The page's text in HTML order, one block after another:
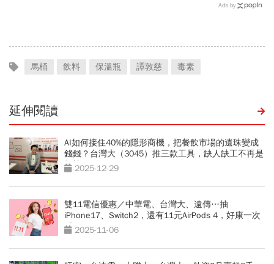
Ads by
馬桶 飲料 保溫瓶 譚敦慈 毒素
延伸閱讀
AI如何接住40%的隱形商機，把餐飲市場的遺珠變成
錢錢？台灣大（3045）推三款工具，缺人缺工不再是
煩惱2025-12-29
雙11電信優惠／中華電、台灣大、遠傳…抽
iPhone17、Switch2，還有11元AirPods 4，好康一次
看 2025-11-06